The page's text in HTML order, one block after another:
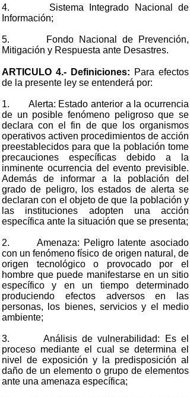
4. Sistema Integrado Nacional de
Información;
5. Fondo Nacional de Prevención,
Mitigación y Respuesta ante Desastres.
ARTICULO 4.- Definiciones: Para efectos
de la presente ley se entenderá por:
1. Alerta: Estado anterior a la ocurrencia
de un posible fenómeno peligroso que se
declara con el fin de que los organismos
operativos activen procedimientos de acción
preestablecidos para que la población tome
precauciones específicas debido a la
inminente ocurrencia del evento previsible.
Además de informar a la población del
grado de peligro, los estados de alerta se
declaran con el objeto de que la población y
las instituciones adopten una acción
específica ante la situación que se presenta;
2. Amenaza: Peligro latente asociado
con un fenómeno físico de origen natural, de
origen tecnológico o provocado por el
hombre que puede manifestarse en un sitio
específico y en un tiempo determinado
produciendo efectos adversos en las
personas, los bienes, servicios y el medio
ambiente;
3. Análisis de vulnerabilidad: Es el
proceso mediante el cual se determina el
nivel de exposición y la predisposición al
daño de un elemento o grupo de elementos
ante una amenaza específica;